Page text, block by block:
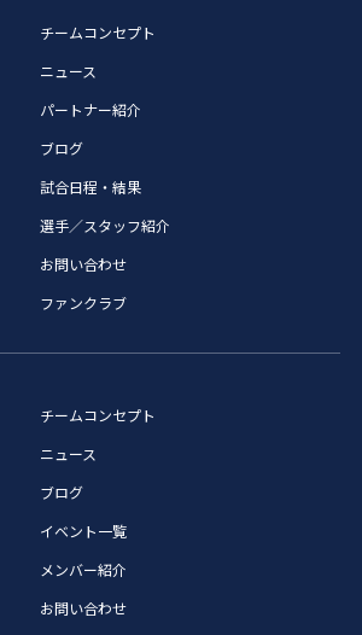
チームコンセプト
ニュース
パートナー紹介
ブログ
試合日程・結果
選手／スタッフ紹介
お問い合わせ
ファンクラブ
チームコンセプト
ニュース
ブログ
イベント一覧
メンバー紹介
お問い合わせ